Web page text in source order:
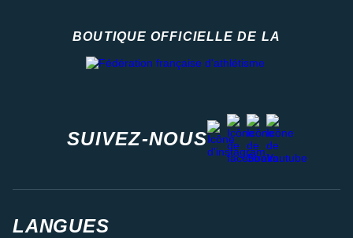
BOUTIQUE OFFICIELLE DE LA
SUIVEZ-NOUS
instagram
facebook
stravayoutube
LANGUES